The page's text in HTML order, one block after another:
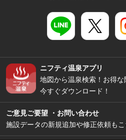
ニフティ温泉アプリ
地図から温泉検索！お得な
今すぐダウンロード！
ご意見ご要望 ・お問い合わせ
施設データの新規追加や修正依頼もこ